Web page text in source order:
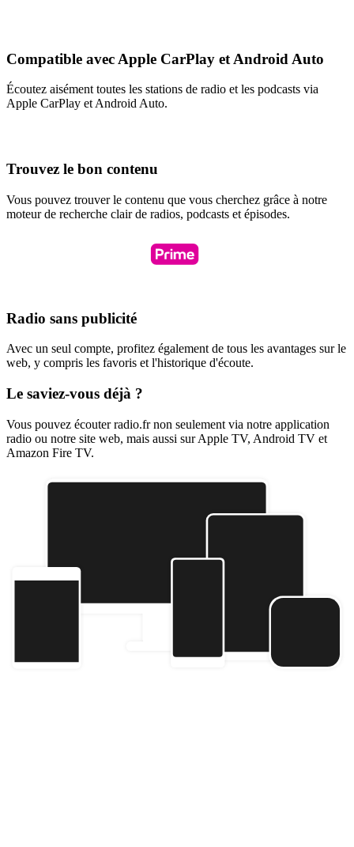
Compatible avec Apple CarPlay et Android Auto
Écoutez aisément toutes les stations de radio et les podcasts via
Apple CarPlay et Android Auto.
Trouvez le bon contenu
Vous pouvez trouver le contenu que vous cherchez grâce à notre
moteur de recherche clair de radios, podcasts et épisodes.
Radio sans publicité
Avec un seul compte, profitez également de tous les avantages sur le
web, y compris les favoris et l'historique d'écoute.
Le saviez-vous déjà ?
Vous pouvez écouter radio.fr non seulement via notre application
radio ou notre site web, mais aussi sur Apple TV, Android TV et
Amazon Fire TV.